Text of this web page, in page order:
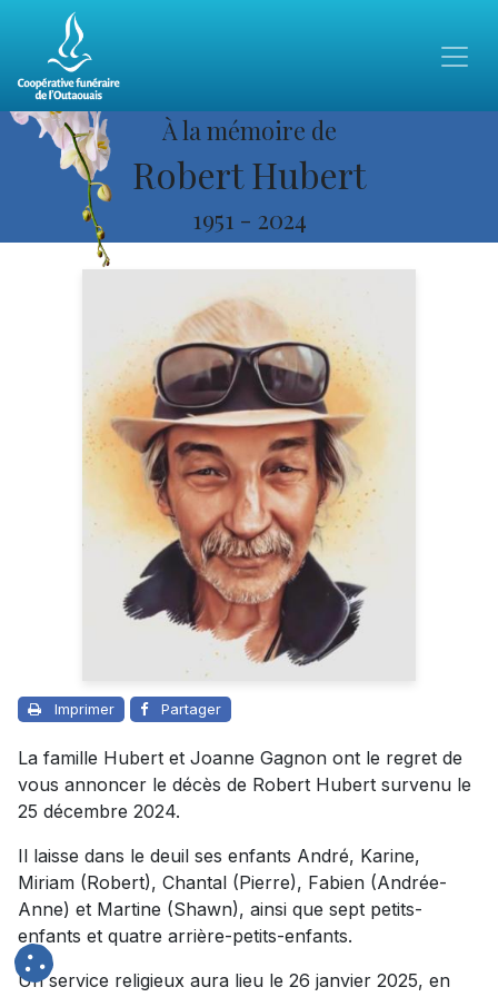
À la mémoire de
Robert Hubert
1951 - 2024
Imprimer Partager
La famille Hubert et Joanne Gagnon ont le regret de
vous annoncer le décès de Robert Hubert survenu le
25 décembre 2024.
Il laisse dans le deuil ses enfants André, Karine,
Miriam (Robert), Chantal (Pierre), Fabien (Andrée-
Anne) et Martine (Shawn), ainsi que sept petits-
enfants et quatre arrière-petits-enfants.
Un service religieux aura lieu le 26 janvier 2025, en